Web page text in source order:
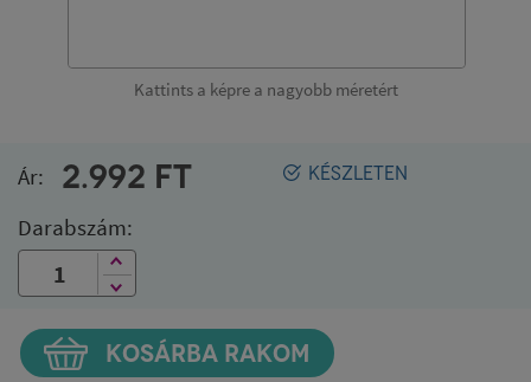
Kattints a képre a nagyobb méretért
KÉSZLETEN
Ár: 2.992 FT
Darabszám:
KOSÁRBA RAKOM